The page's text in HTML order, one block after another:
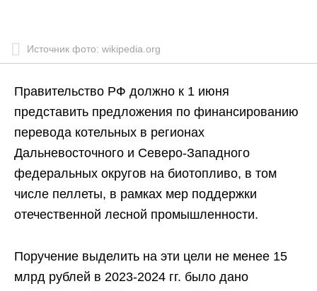
Источник фото: wikipedia.org
Правительство РФ должно к 1 июня
представить предложения по финансированию
перевода котельных в регионах
Дальневосточного и Северо-Западного
федеральных округов на биотопливо, в том
числе пеллеты, в рамках мер поддержки
отечественной лесной промышленности.
Поручение выделить на эти цели не менее 15
млрд рублей в 2023-2024 гг. было дано